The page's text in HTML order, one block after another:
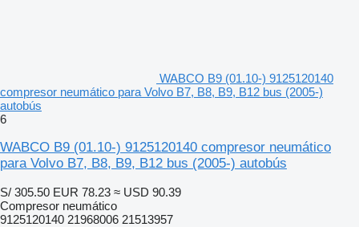
WABCO B9 (01.10-) 9125120140
compresor neumático para Volvo B7, B8, B9, B12 bus (2005-)
autobús
6
WABCO B9 (01.10-) 9125120140 compresor neumático
para Volvo B7, B8, B9, B12 bus (2005-) autobús
S/ 305.50 EUR 78.23 ≈ USD 90.39
Compresor neumático
9125120140 21968006 21513957